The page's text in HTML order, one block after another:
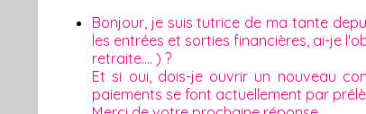
Bonjour, je suis tutrice de ma tante
les entrées et sorties financières, ai-je
retraite.... ) ?
Et si oui, dois-je ouvrir un nouveau
paiements se font actuellement par